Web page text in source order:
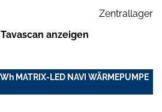
Zentrallager
anzeigen
MATRIX-LED NAVI WÄRMEPUMPE